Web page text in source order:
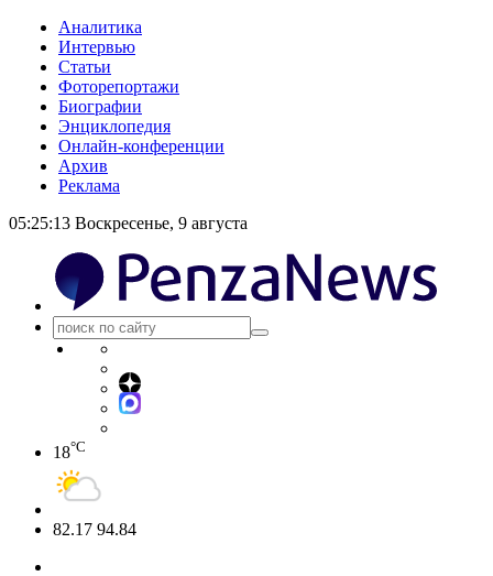
Аналитика
Интервью
Статьи
Фоторепортажи
Биографии
Энциклопедия
Онлайн-конференции
Архив
Реклама
05:25:13 Воскресенье, 9 августа
18°C
82.17 94.84